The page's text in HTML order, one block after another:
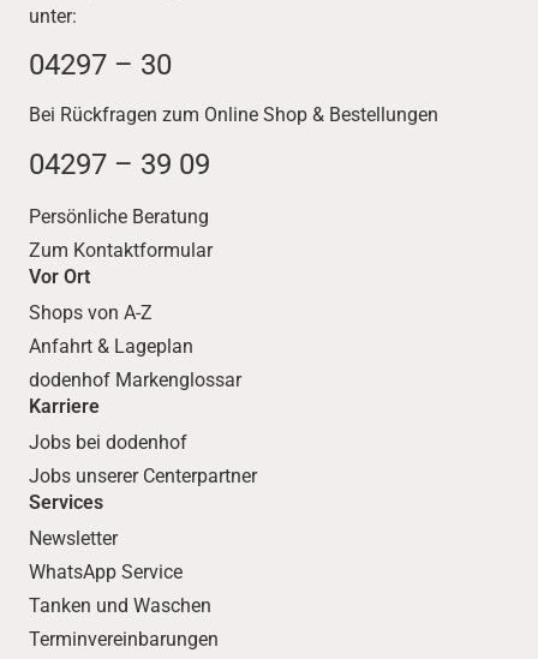
unter:
04297 – 30
Bei Rückfragen zum Online Shop & Bestellungen
04297 – 39 09
Persönliche Beratung
Zum Kontaktformular
Vor Ort
Shops von A-Z
Anfahrt & Lageplan
dodenhof Markenglossar
Karriere
Jobs bei dodenhof
Jobs unserer Centerpartner
Services
Newsletter
WhatsApp Service
Tanken und Waschen
Terminvereinbarungen